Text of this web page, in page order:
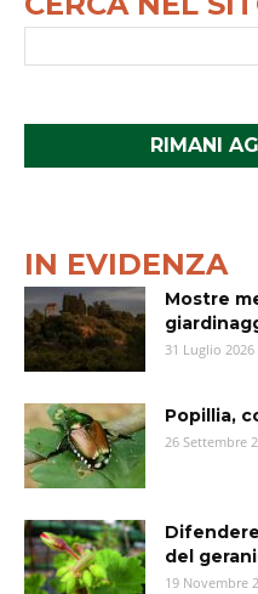
RIMANI
IN EVIDENZA
Mostre
31 Luglio 2026
Popillia,
26 Settembre
Difendere
del
19 Novembre